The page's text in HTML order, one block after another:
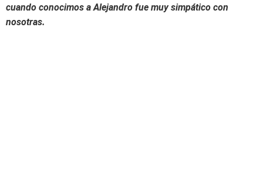
cuando conocimos a Alejandro fue muy simpático con
nosotras.